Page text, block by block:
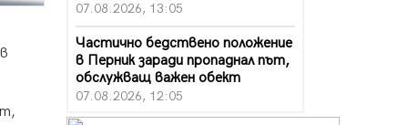
07.08.2026, 13:05
Частично бедствено положение
в Перник заради пропаднал път,
обслужващ важен обект
07.08.2026, 12:05